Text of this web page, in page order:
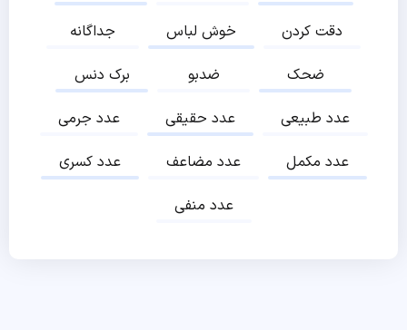
جداگانه
خوش لباس
دقت کردن
برک دنس
ضدبو
ضحک
عدد جرمی
عدد حقیقی
عدد طبیعی
عدد کسری
عدد مضاعف
عدد مکمل
عدد منفی